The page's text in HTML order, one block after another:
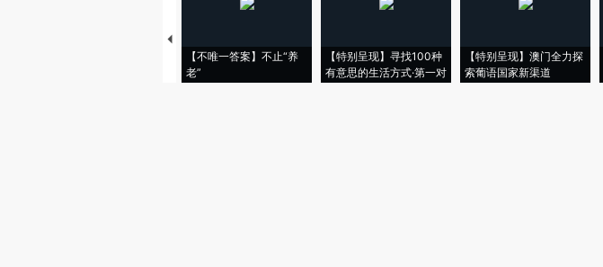
【不唯一答案】不止“养
老”
【特别呈现】寻找100种
有意思的生活方式·第一对
【特别呈现】澳门全力探
索葡语国家新渠道